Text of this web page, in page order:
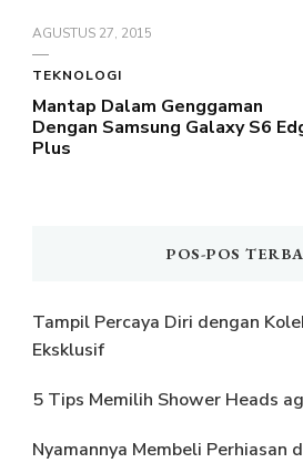
AGUSTUS 27, 2015
TEKNOLOGI
Mantap Dalam Genggaman
Dengan Samsung Galaxy S6
Plus
POS-POS
Tampil Percaya Diri dengan
Eksklusif
5 Tips Memilih Shower Heads
Nyamannya Membeli Perhiasan